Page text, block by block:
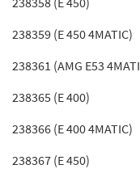
238359 (E 450 4MATIC)
238361 (AMG E53
238365 (E 400)
238366 (E 400 4MATIC)
238367 (E 450)